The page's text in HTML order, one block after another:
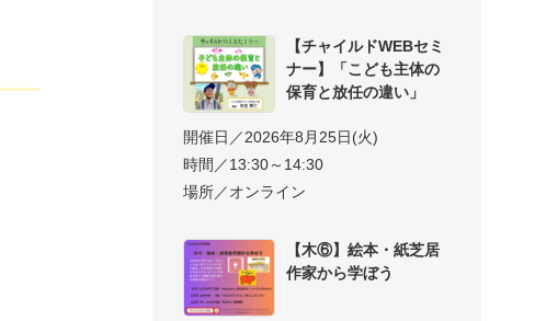
【チャイルドWEBセミ
ナー】「こども主体の
保育と放任の違い」
開催日／2026年8月25日(火)
時間／13:30～14:30
場所／オンライン
【木⑥】絵本・紙芝居
作家から学ぼう